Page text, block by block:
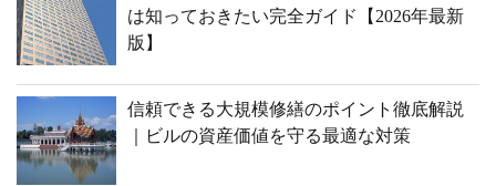
は知っておきたい完全ガイド【2026年最新
版】
信頼できる大規模修繕のポイント徹底解説
｜ビルの資産価値を守る最適な対策